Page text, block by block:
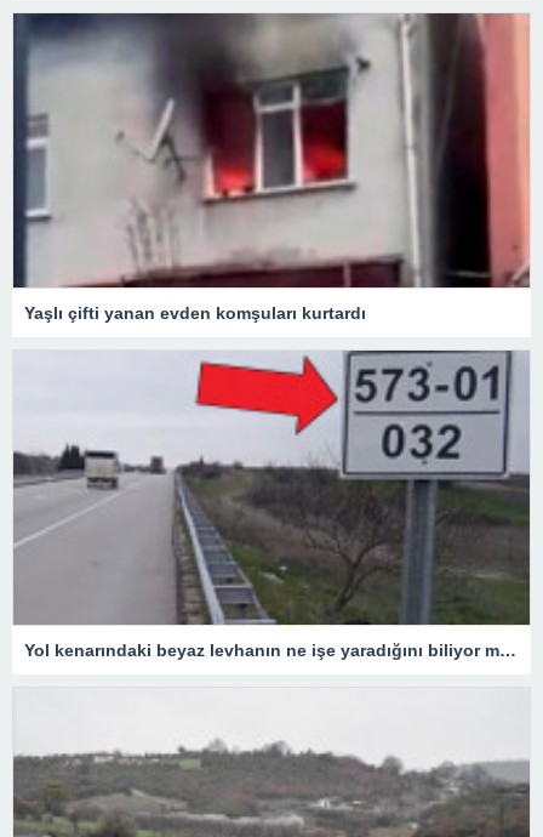
Yaşlı çifti yanan evden komşuları kurtardı
Yol kenarındaki beyaz levhanın ne işe yaradığını biliyor muydunuz?